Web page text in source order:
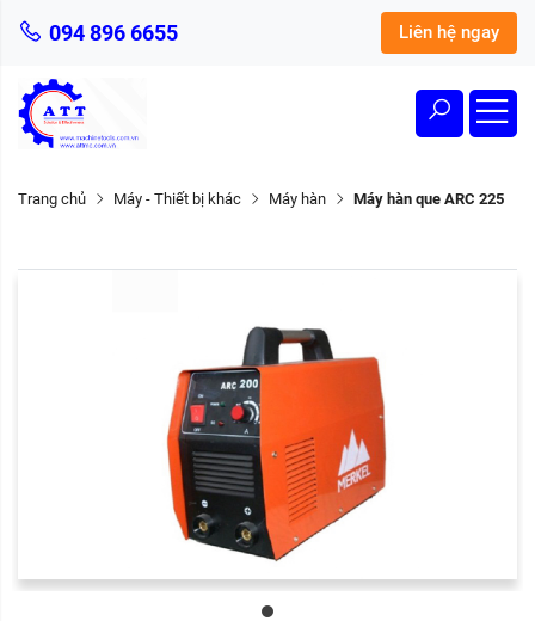
094 896 6655 Liên hệ ngay
Trang chủ Máy - Thiết bị khác Máy hàn Máy hàn que ARC 225